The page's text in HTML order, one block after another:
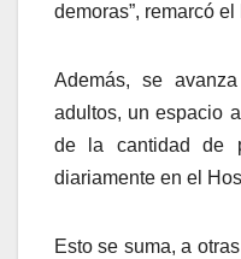
demoras”, remarcó el
Además, se
adultos, un espacio
de la cantidad de
diariamente en el
Esto se suma, a